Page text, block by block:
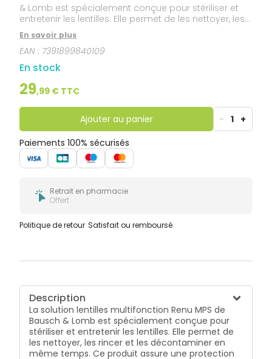
& Lomb est spécialement conçue pour stériliser et
entretenir les lentilles. Elle permet de les nettoyer, les
rincer et les décontaminer en même temps. Ce
produit assure une protection et un confort maximal
aux porteurs de lentilles de contact.
En savoir plus
EAN : 7391899840109
En stock
29,99 € TTC
Ajouter au panier - 1 +
Paiements 100% sécurisés
Retrait en pharmacie
Offert
Politique de retour Satisfait ou remboursé
Description
La solution lentilles multifonction Renu MPS de
Bausch & Lomb est spécialement conçue pour
stériliser et entretenir les lentilles. Elle permet de
les nettoyer, les rincer et les décontaminer en
même temps. Ce produit assure une protection